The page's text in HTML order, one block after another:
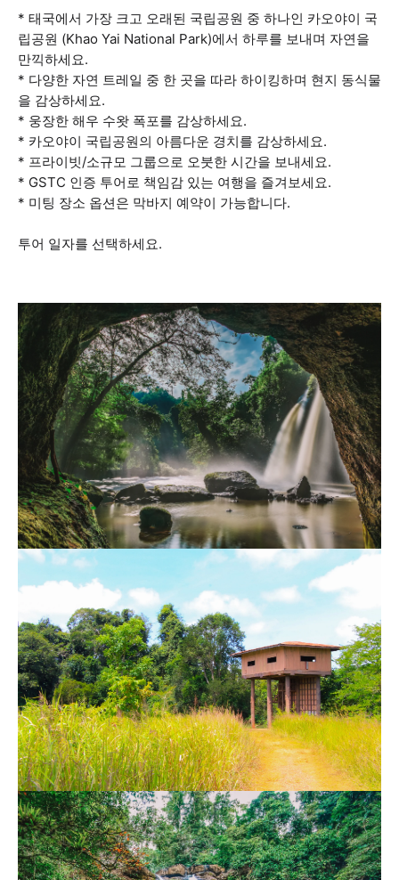
* 태국에서 가장 크고 오래된 국립공원 중 하나인 카오야이 국
립공원 (Khao Yai National Park)에서 하루를 보내며 자연을
만끽하세요.
* 다양한 자연 트레일 중 한 곳을 따라 하이킹하며 현지 동식물
을 감상하세요.
* 웅장한 해우 수왓 폭포를 감상하세요.
* 카오야이 국립공원의 아름다운 경치를 감상하세요.
* 프라이빗/소규모 그룹으로 오붓한 시간을 보내세요.
* GSTC 인증 투어로 책임감 있는 여행을 즐겨보세요.
* 미팅 장소 옵션은 막바지 예약이 가능합니다.
투어 일자를 선택하세요.